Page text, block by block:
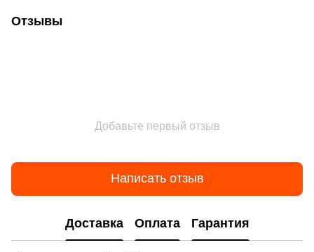
Отзывы
Добавьте первый отзыв
Написать отзыв
Доставка Оплата Гарантия